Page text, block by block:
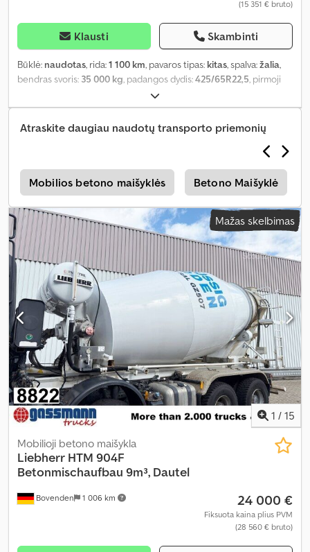
(15 351 € bruto)
Klausti Skambinti
Būklė: naudotas, rida:1 100 km, pavaros tipas: kitas, spalva:žalia,
bendras svoris: 35 000 kg, padangos dydis:425/65R22,5, pirmoji
oras
vairuotojo kabina:kitas, ratų bazė:1 300 mm, Įranga:ABS,
Atraskite daugiau naudotų transporto priemonių
Mobilios betono maišyklės Betono Maišyklė
Mažas skelbimas
1 / 15
Bovenden 1 006 km
Mobilioji betono maišykla
Liebherr HTM 904F
Betonmischaufbau 9m³, Dautel
24 000 €
Fiksuota kaina plius PVM
(28 560 € bruto)